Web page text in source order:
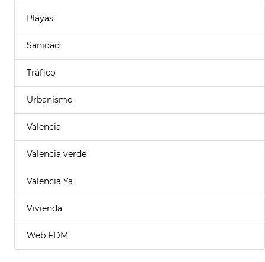
Playas
Sanidad
Tráfico
Urbanismo
Valencia
Valencia verde
Valencia Ya
Vivienda
Web FDM